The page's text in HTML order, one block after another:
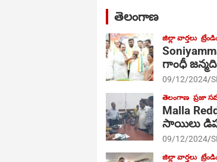
తెలంగాణ
జిల్లా వార్తలు
గాంధీ
09/12/2024
తెలంగాణ ప్రజా
Malla
సాయిలు
09/12/2024
జిల్లా వార్తలు